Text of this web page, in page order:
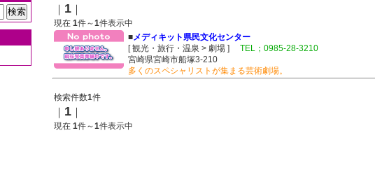
｜ 1 ｜
現在 1件～1件表示中
■メディキット県民文化センター
[ 観光・旅行・温泉 > 劇場 ] TEL；0985-28-3210
宮崎県宮崎市船塚3-210
多くのスペシャリストが集まる芸術劇場。
検索件数1件
｜ 1 ｜
現在 1件～1件表示中